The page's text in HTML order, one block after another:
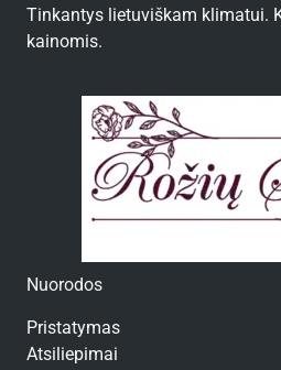
Tinkantys lietuviškam klimatui.
kainomis.
Nuorodos
Pristatymas
Atsiliepimai